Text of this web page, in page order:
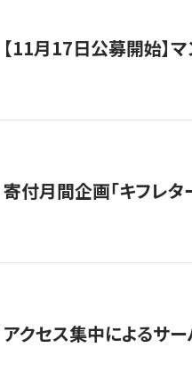
【11月17日公募開始】
寄付月間企画「キフレ
アクセス集中によるサ